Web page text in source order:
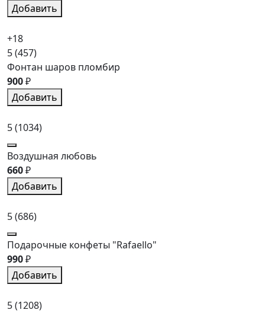
Добавить
+18
5(457)
Фонтан шаров пломбир
900₽
Добавить
5(1034)
Воздушная любовь
660₽
Добавить
5(686)
Подарочные конфеты "Rafaello"
990₽
Добавить
5(1208)